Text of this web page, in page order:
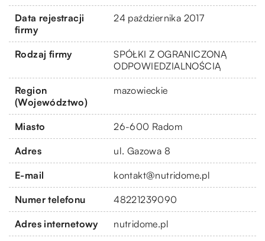
Data rejestracji
firmy
24 października 2017
Rodzaj firmy
SPÓŁKI Z OGRANICZONĄ
ODPOWIEDZIALNOŚCIĄ
Region
(Województwo)
mazowieckie
Miasto 26-600 Radom
Adres ul. Gazowa 8
E-mail kontakt@nutridome.pl
Numer telefonu 48221239090
Adres internetowy nutridome.pl